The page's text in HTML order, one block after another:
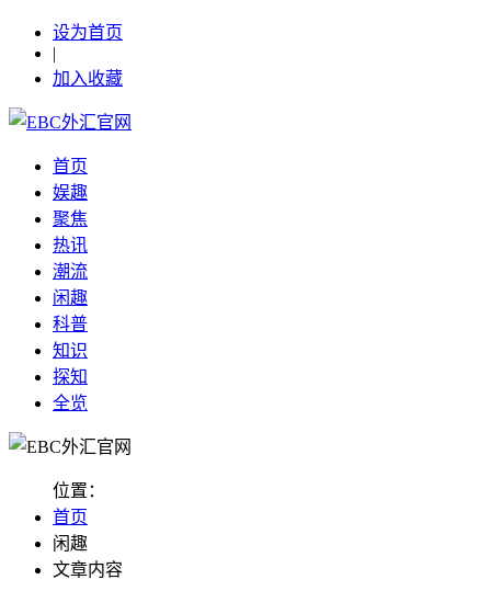
设为首页
|
加入收藏
首页
娱趣
聚焦
热讯
潮流
闲趣
科普
知识
探知
全览
位置：
首页
闲趣
文章内容